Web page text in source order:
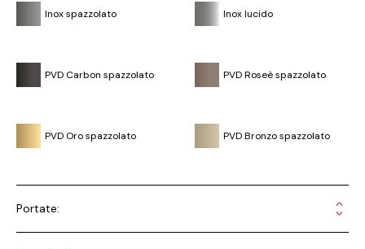
Inox spazzolato Inox lucido
PVD Carbon spazzolato PVD Roseè spazzolato
PVD Oro spazzolato PVD Bronzo spazzolato
Portate: